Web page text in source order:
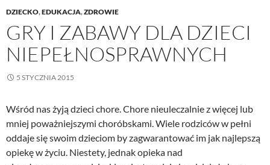
DZIECKO,EDUKACJA,ZDROWIE
GRY I ZABAWY DLA DZIECI
NIEPEŁNOSPRAWNYCH
5 STYCZNIA 2015
Wśród nas żyją dzieci chore. Chore nieuleczalnie z więcej lub
mniej poważniejszymi choróbskami. Wiele rodziców w pełni
oddaje się swoim dzieciom by zagwarantować im jak najlepszą
opiekę w życiu. Niestety, jednak opieka nad